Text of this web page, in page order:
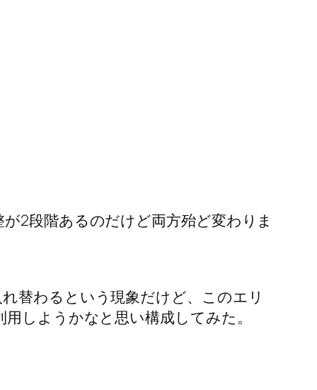
2段階あるのだけど両方殆ど変わりま
替わるという現象だけど、このエリ
しようかなと思い構成してみた。